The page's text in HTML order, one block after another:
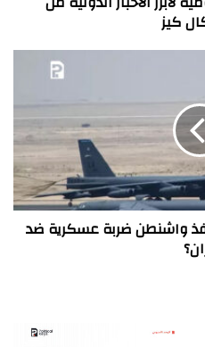
كيز
واشنطن ضربة عسكرية ضد